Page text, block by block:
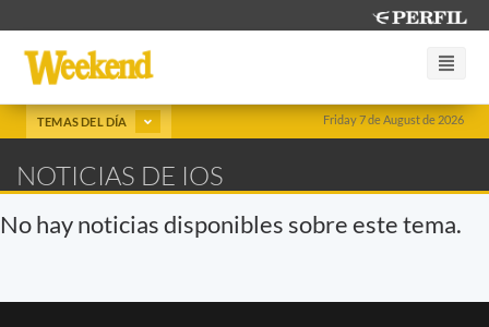
Friday 7 de August de 2026
TEMAS DEL DÍA
NOTICIAS DE IOS
No hay noticias disponibles sobre este tema.